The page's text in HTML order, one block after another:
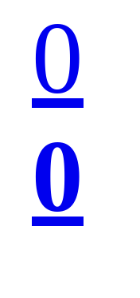
个
证
0
0